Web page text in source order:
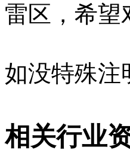
雷区，希望
如没特殊注
相关行业